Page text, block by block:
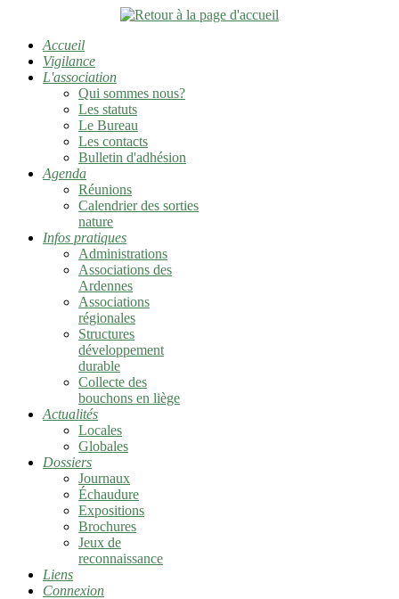
Accueil
Vigilance
L'association
Qui sommes nous?
Les statuts
Le Bureau
Les contacts
Bulletin d'adhésion
Agenda
Réunions
Calendrier des sorties
nature
Infos pratiques
Administrations
Associations des
Ardennes
Associations
régionales
Structures
développement
durable
Collecte des
bouchons en liège
Actualités
Locales
Globales
Dossiers
Journaux
Échaudure
Expositions
Brochures
Jeux de
reconnaissance
Liens
Connexion